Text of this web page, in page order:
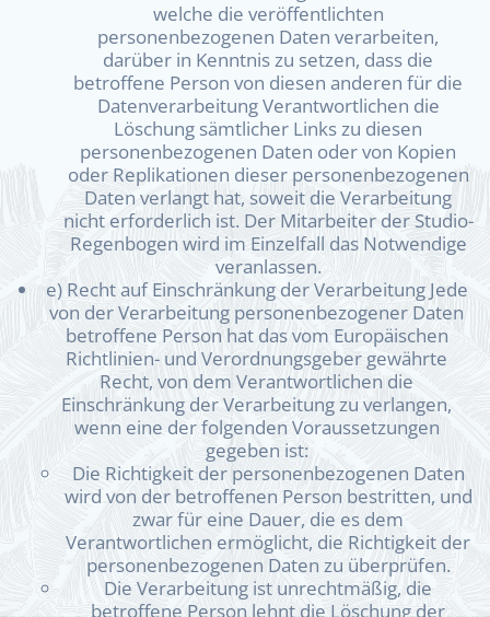
welche die veröffentlichten
personenbezogenen Daten verarbeiten,
darüber in Kenntnis zu setzen, dass die
betroffene Person von diesen anderen für die
Datenverarbeitung Verantwortlichen die
Löschung sämtlicher Links zu diesen
personenbezogenen Daten oder von Kopien
oder Replikationen dieser personenbezogenen
Daten verlangt hat, soweit die Verarbeitung
nicht erforderlich ist. Der Mitarbeiter der Studio-
Regenbogen wird im Einzelfall das Notwendige
veranlassen.
e) Recht auf Einschränkung der Verarbeitung Jede
von der Verarbeitung personenbezogener Daten
betroffene Person hat das vom Europäischen
Richtlinien- und Verordnungsgeber gewährte
Recht, von dem Verantwortlichen die
Einschränkung der Verarbeitung zu verlangen,
wenn eine der folgenden Voraussetzungen
gegeben ist:
Die Richtigkeit der personenbezogenen Daten
wird von der betroffenen Person bestritten, und
zwar für eine Dauer, die es dem
Verantwortlichen ermöglicht, die Richtigkeit der
personenbezogenen Daten zu überprüfen.
Die Verarbeitung ist unrechtmäßig, die
betroffene Person lehnt die Löschung der